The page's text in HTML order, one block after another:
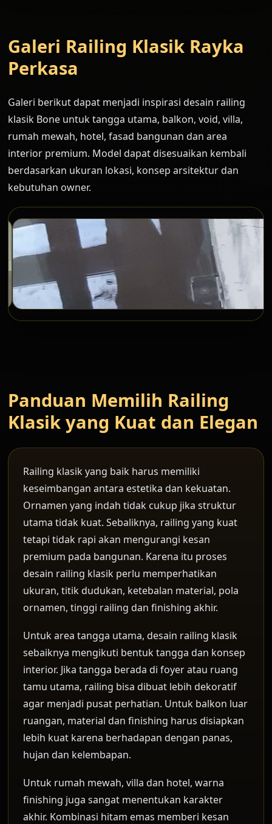
Galeri Railing Klasik Rayka
Perkasa
Galeri berikut dapat menjadi inspirasi desain railing
klasik Bone untuk tangga utama, balkon, void, villa,
rumah mewah, hotel, fasad bangunan dan area
interior premium. Model dapat disesuaikan kembali
berdasarkan ukuran lokasi, konsep arsitektur dan
kebutuhan owner.
Panduan Memilih Railing
Klasik yang Kuat dan Elegan
Railing klasik yang baik harus memiliki
keseimbangan antara estetika dan kekuatan.
Ornamen yang indah tidak cukup jika struktur
utama tidak kuat. Sebaliknya, railing yang kuat
tetapi tidak rapi akan mengurangi kesan
premium pada bangunan. Karena itu proses
desain railing klasik perlu memperhatikan
ukuran, titik dudukan, ketebalan material, pola
ornamen, tinggi railing dan finishing akhir.
Untuk area tangga utama, desain railing klasik
sebaiknya mengikuti bentuk tangga dan konsep
interior. Jika tangga berada di foyer atau ruang
tamu utama, railing bisa dibuat lebih dekoratif
agar menjadi pusat perhatian. Untuk balkon luar
ruangan, material dan finishing harus disiapkan
lebih kuat karena berhadapan dengan panas,
hujan dan kelembapan.
Untuk rumah mewah, villa dan hotel, warna
finishing juga sangat menentukan karakter
akhir. Kombinasi hitam emas memberi kesan